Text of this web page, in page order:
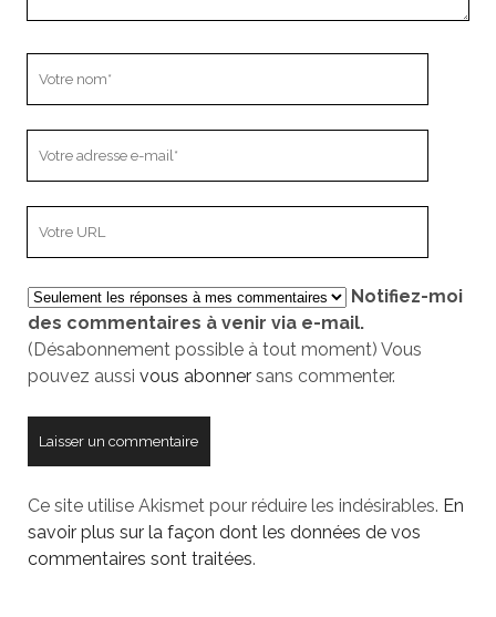
mail
votre
site
Notifiez-moi
des commentaires à venir via e-mail.
(Désabonnement possible à tout moment) Vous
pouvez aussi vous abonnersans commenter.
Ce site utilise Akismet pour réduire les indésirables. En
savoir plus sur la façon dont les données de vos
commentaires sont traitées.